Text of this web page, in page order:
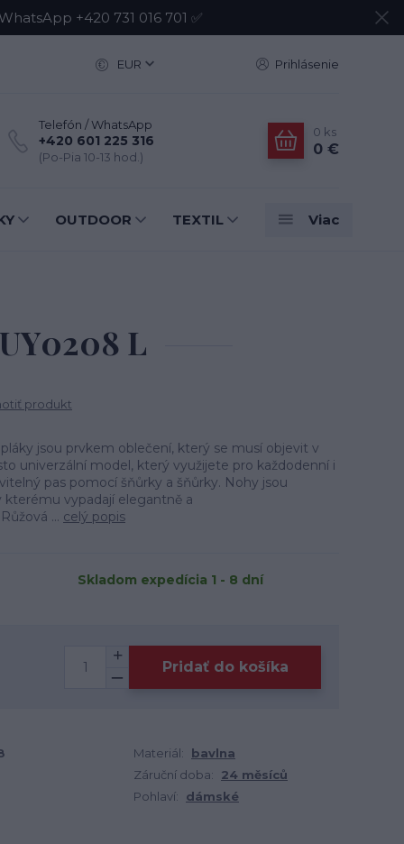
+420 731 016 701 ✅
EUR Prihlásenie
Telefón / WhatsApp
+420 601 225 316
(Po-Pia 10-13 hod.)
0 ks
0 €
OUTDOOR TEXTIL Viac
L
produkt
jsou prvkem oblečení, který se musí objevit v
univerzální model, který využijete pro každodenní i
pas pomocí šňůrky a šňůrky. Nohy jsou
vypadají elegantně a
... celý popis
Skladom expedícia 1 - 8 dní
Pridať do košíka
Materiál:
bavlna
Záruční doba:
24 měsíců
Pohlaví:
dámské